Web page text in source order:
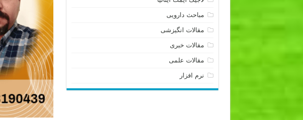
مباحث دارویی
مقالات انگیزشی
مقالات خبری
مقالات علمی
نرم افزار